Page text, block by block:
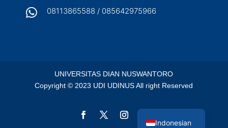
 08113865588 / 085642975966
UNIVERSITAS DIAN NUSWANTORO
Copyright © 2023 UDI UDINUS All right Reserved
Indonesian